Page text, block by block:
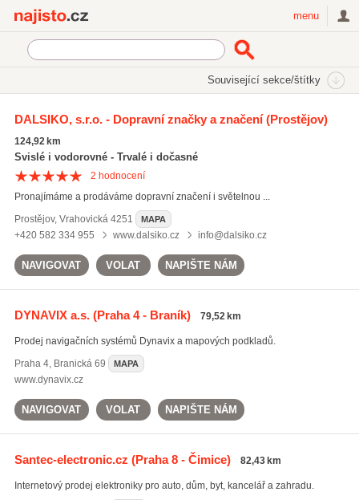
menu
Související sekce/štítky
Auto-moto
Navigační systémy
DALSIKO, s.r.o. - Dopravní značky a značení(Prostějov)
124,92 km
Svislé i vodorovné - Trvalé i dočasné
2 hodnocení
Pronajímáme a prodáváme dopravní značení i světelnou ...
Prostějov, Vrahovická 4251 MAPA
+420 582 334 955 www.dalsiko.cz info@dalsiko.cz
NAVIGOVAT VOLAT NAPIŠTE NÁM
DYNAVIX a.s.(Praha 4 - Braník) 79,52 km
Prodej navigačních systémů Dynavix a mapových podkladů.
Praha 4, Branická 69 MAPA
www.dynavix.cz
NAVIGOVAT VOLAT NAPIŠTE NÁM
Santec-electronic.cz (Praha 8 - Čimice) 82,43 km
Internetový prodej elektroniky pro auto, dům, byt, kancelář a zahradu.